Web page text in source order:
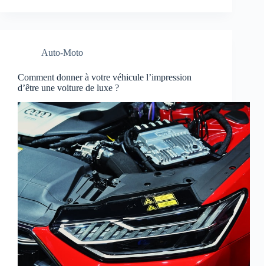
Auto-Moto
Comment donner à votre véhicule l’impression
d’être une voiture de luxe ?